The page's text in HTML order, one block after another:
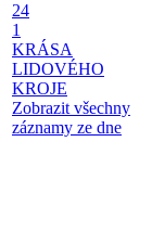
24
1
KRÁSA
LIDOVÉHO
KROJE
Zobrazit všechny
záznamy ze dne